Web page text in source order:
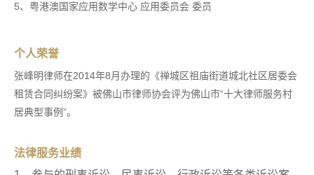
5、粤港澳国家应用数学中心 应用委员会 委员
个人荣誉
张峰明律师在2014年8月办理的《禅城区祖庙街道城北社区居委会
租赁合同纠纷案》被佛山市律师协会评为佛山市“十大律师服务村
居典型事例”。
法律服务业绩